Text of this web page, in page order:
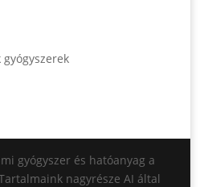
gyógyszer és hatóanyag a
nagyrésze AI által